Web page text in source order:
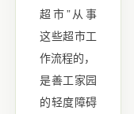
超市”从事
这些超市工
作流程的，
是善工家园
的轻度障碍